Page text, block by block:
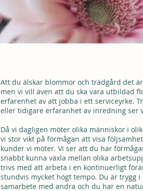
Att du älskar blommor och trädgård det
men vi vill även att du ska vara utbildad
erfarenhet av att jobba i ett serviceyrke.
eller tidigare erfaranhet av inredning ser
Då vi dagligen möter olika människor i
vi stor vikt på förmågan att visa
kunder vi möter. Vi ser att du har
snabbt kunna växla mellan olika
trivs med att arbeta i en kontinuerligt
stundvis mycket högt tempo. Du är trygg i
samarbete med andra och du har en